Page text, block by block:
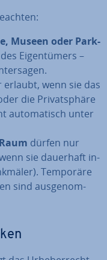
Museen oder Park­
Ei­gen­tü­mers –
erlaubt, wenn sie das
die Pri­vat­sphä­re
au­to­ma­tisch unter
dürfen nur
sie dauerhaft in­
Temporäre
sind aus­ge­nom­